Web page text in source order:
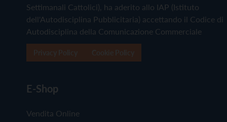
Settimanali Cattolici), ha aderito allo IAP (Istituto
dell'Autodisciplina Pubblicitaria) accettando il Codice di
Autodisciplina della Comunicazione Commerciale
E-Shop
Vendita Online